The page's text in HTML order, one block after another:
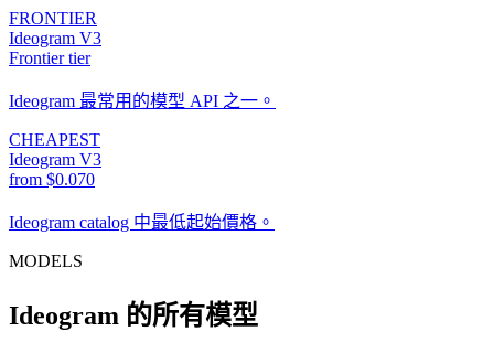
FRONTIER
Ideogram V3
Frontier tier
Ideogram 最常用的模型 API 之一。
CHEAPEST
Ideogram V3
from $0.070
Ideogram catalog 中最低起始價格。
MODELS
Ideogram 的所有模型